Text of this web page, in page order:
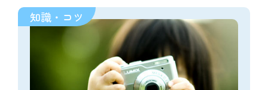
知識・コツ